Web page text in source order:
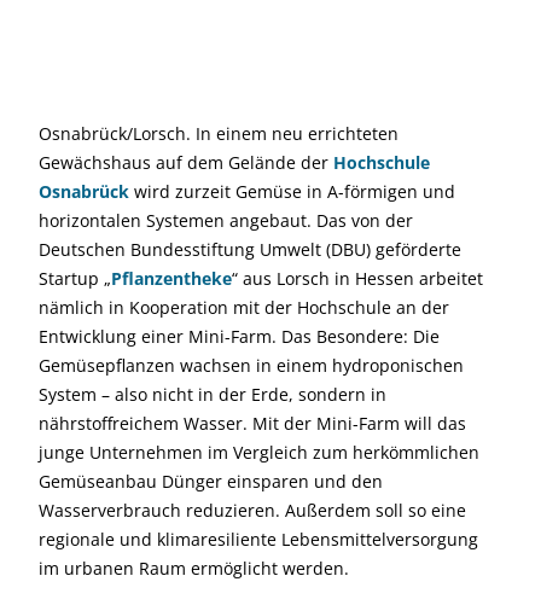
Osnabrück/Lorsch. In einem neu errichteten
Gewächshaus auf dem Gelände der Hochschule
Osnabrück wird zurzeit Gemüse in A-förmigen und
horizontalen Systemen angebaut. Das von der
Deutschen Bundesstiftung Umwelt (DBU) geförderte
Startup „Pflanzentheke“ aus Lorsch in Hessen arbeitet
nämlich in Kooperation mit der Hochschule an der
Entwicklung einer Mini-Farm. Das Besondere: Die
Gemüsepflanzen wachsen in einem hydroponischen
System – also nicht in der Erde, sondern in
nährstoffreichem Wasser. Mit der Mini-Farm will das
junge Unternehmen im Vergleich zum herkömmlichen
Gemüseanbau Dünger einsparen und den
Wasserverbrauch reduzieren. Außerdem soll so eine
regionale und klimaresiliente Lebensmittelversorgung
im urbanen Raum ermöglicht werden.